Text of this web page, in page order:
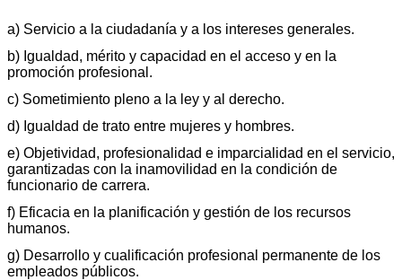
a) Servicio a la ciudadanía y a los intereses generales.
b) Igualdad, mérito y capacidad en el acceso y en la
promoción profesional.
c) Sometimiento pleno a la ley y al derecho.
d) Igualdad de trato entre mujeres y hombres.
e) Objetividad, profesionalidad e imparcialidad en el servicio,
garantizadas con la inamovilidad en la condición de
funcionario de carrera.
f) Eficacia en la planificación y gestión de los recursos
humanos.
g) Desarrollo y cualificación profesional permanente de los
empleados públicos.